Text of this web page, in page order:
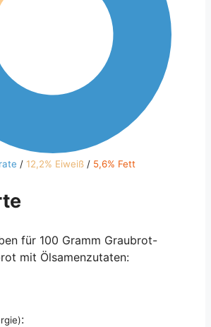
/ 12,2% Eiweiß / 5,6% Fett
für 100 Gramm Graubrot-
mit Ölsamenzutaten:
: